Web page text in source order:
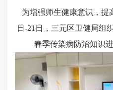
为增强师生健康意识，提
日-21日，三元区卫健局
春季传染病防治知识